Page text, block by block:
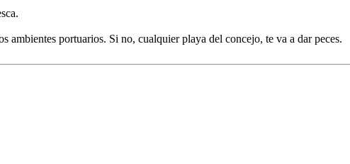
ambientes portuarios. Si no, cualquier playa del concejo, te va a dar peces.